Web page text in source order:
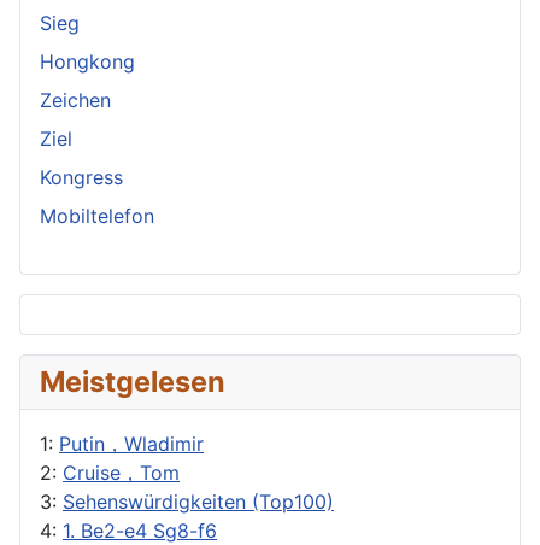
Sieg
Hongkong
Zeichen
Ziel
Kongress
Mobiltelefon
Meistgelesen
1: Putin，Wladimir
2: Cruise，Tom
3: Sehenswürdigkeiten (Top100)
4: 1. Be2-e4 Sg8-f6